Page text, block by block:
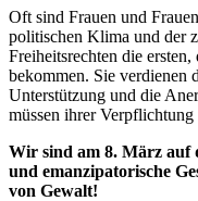
Oft sind Frauen und
politischen Klima und der
Freiheitsrechten die
bekommen. Sie verdienen
Unterstützung und die
müssen ihrer
Wir sind am 8. März auf
und emanzipatorische
von Gewalt!